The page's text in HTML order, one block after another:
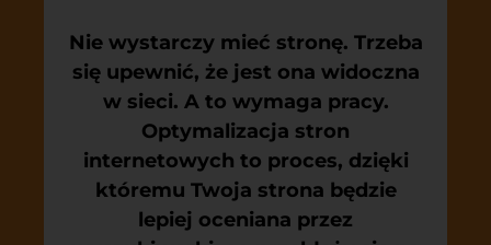
Nie wystarczy mieć stronę. Trzeba
się upewnić, że jest ona widoczna
w sieci. A to wymaga pracy.
Optymalizacja stron
internetowych to proces, dzięki
któremu Twoja strona będzie
lepiej oceniana przez